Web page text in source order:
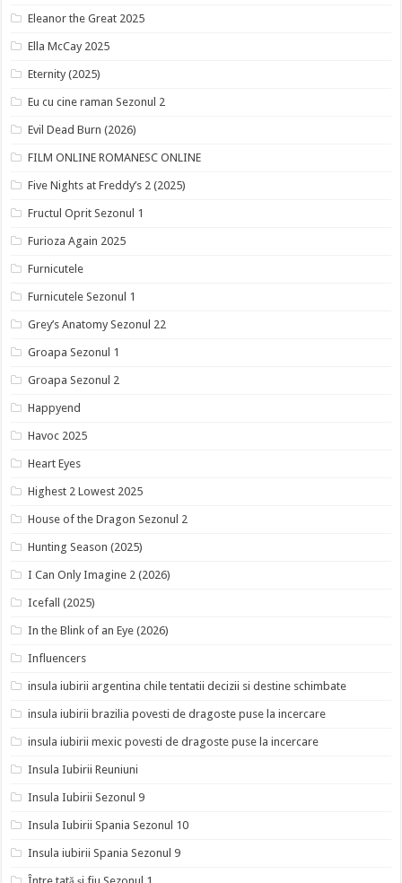
Eleanor the Great 2025
Ella McCay 2025
Eternity (2025)
Eu cu cine raman Sezonul 2
Evil Dead Burn (2026)
FILM ONLINE ROMANESC ONLINE
Five Nights at Freddy’s 2 (2025)
Fructul Oprit Sezonul 1
Furioza Again 2025
Furnicutele
Furnicutele Sezonul 1
Grey’s Anatomy Sezonul 22
Groapa Sezonul 1
Groapa Sezonul 2
Happyend
Havoc 2025
Heart Eyes
Highest 2 Lowest 2025
House of the Dragon Sezonul 2
Hunting Season (2025)
I Can Only Imagine 2 (2026)
Icefall (2025)
In the Blink of an Eye (2026)
Influencers
insula iubirii argentina chile tentatii decizii si destine schimbate
insula iubirii brazilia povesti de dragoste puse la incercare
insula iubirii mexic povesti de dragoste puse la incercare
Insula Iubirii Reuniuni
Insula Iubirii Sezonul 9
Insula Iubirii Spania Sezonul 10
Insula iubirii Spania Sezonul 9